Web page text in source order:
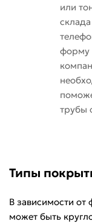
или
форму
трубы
Типы
В зависимости от
может быть